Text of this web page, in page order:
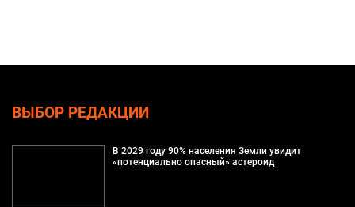
ВЫБОР РЕДАКЦИИ
В 2029 году 90% населения Земли увидит
«потенциально опасный» астероид